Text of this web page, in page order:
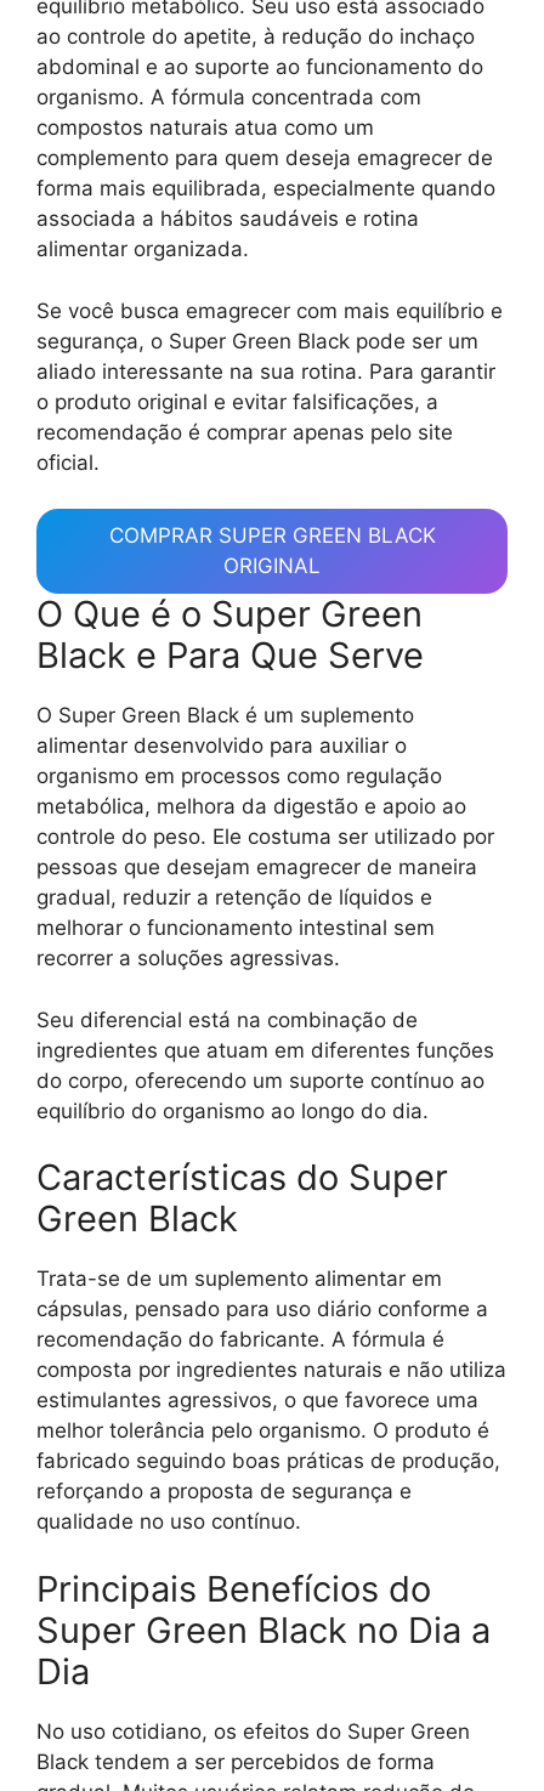
equilíbrio metabólico. Seu uso está associado
ao controle do apetite, à redução do inchaço
abdominal e ao suporte ao funcionamento do
organismo. A fórmula concentrada com
compostos naturais atua como um
complemento para quem deseja emagrecer de
forma mais equilibrada, especialmente quando
associada a hábitos saudáveis e rotina
alimentar organizada.
Se você busca emagrecer com mais equilíbrio e
segurança, o Super Green Black pode ser um
aliado interessante na sua rotina. Para garantir
o produto original e evitar falsificações, a
recomendação é comprar apenas pelo site
oficial.
COMPRAR SUPER GREEN BLACK
ORIGINAL
O Que é o Super Green
Black e Para Que Serve
O Super Green Black é um suplemento
alimentar desenvolvido para auxiliar o
organismo em processos como regulação
metabólica, melhora da digestão e apoio ao
controle do peso. Ele costuma ser utilizado por
pessoas que desejam emagrecer de maneira
gradual, reduzir a retenção de líquidos e
melhorar o funcionamento intestinal sem
recorrer a soluções agressivas.
Seu diferencial está na combinação de
ingredientes que atuam em diferentes funções
do corpo, oferecendo um suporte contínuo ao
equilíbrio do organismo ao longo do dia.
Características do Super
Green Black
Trata-se de um suplemento alimentar em
cápsulas, pensado para uso diário conforme a
recomendação do fabricante. A fórmula é
composta por ingredientes naturais e não utiliza
estimulantes agressivos, o que favorece uma
melhor tolerância pelo organismo. O produto é
fabricado seguindo boas práticas de produção,
reforçando a proposta de segurança e
qualidade no uso contínuo.
Principais Benefícios do
Super Green Black no Dia a
Dia
No uso cotidiano, os efeitos do Super Green
Black tendem a ser percebidos de forma